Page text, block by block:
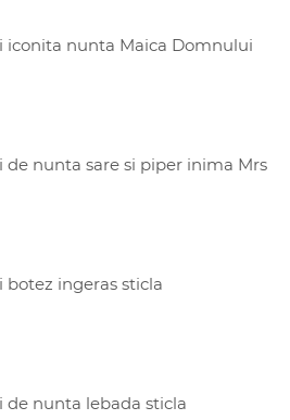
iconita nunta Maica Domnului
de nunta sare si piper inima Mrs
botez ingeras sticla
de nunta lebada sticla